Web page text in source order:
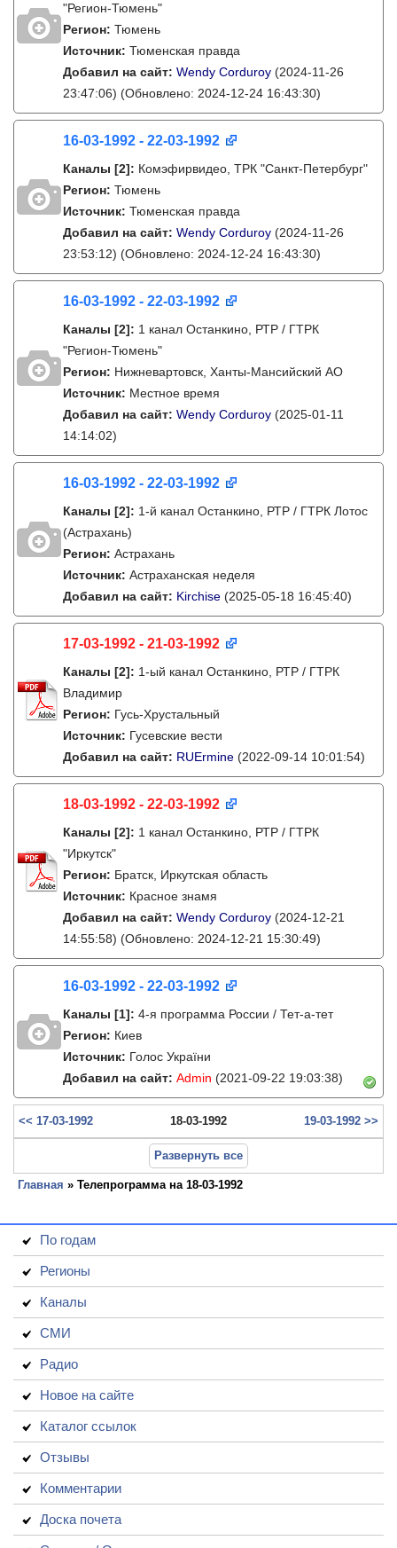
"Регион-Тюмень"
Регион: Тюмень
Источник: Тюменская правда
Добавил на сайт: Wendy Corduroy (2024-11-26
23:47:06) (Обновлено: 2024-12-24 16:43:30)
16-03-1992 - 22-03-1992
Каналы [2]: Комэфирвидео, ТРК "Санкт-Петербург"
Регион: Тюмень
Источник: Тюменская правда
Добавил на сайт: Wendy Corduroy (2024-11-26
23:53:12) (Обновлено: 2024-12-24 16:43:30)
16-03-1992 - 22-03-1992
Каналы [2]: 1 канал Останкино, РТР / ГТРК
"Регион-Тюмень"
Регион: Нижневартовск, Ханты-Мансийский АО
Источник: Местное время
Добавил на сайт: Wendy Corduroy (2025-01-11
14:14:02)
16-03-1992 - 22-03-1992
Каналы [2]: 1-й канал Останкино, РТР / ГТРК Лотос
(Астрахань)
Регион: Астрахань
Источник: Астраханская неделя
Добавил на сайт: Kirchise (2025-05-18 16:45:40)
17-03-1992 - 21-03-1992
Каналы [2]: 1-ый канал Останкино, РТР / ГТРК
Владимир
Регион: Гусь-Хрустальный
Источник: Гусевские вести
Добавил на сайт: RUErmine (2022-09-14 10:01:54)
18-03-1992 - 22-03-1992
Каналы [2]: 1 канал Останкино, РТР / ГТРК
"Иркутск"
Регион: Братск, Иркутская область
Источник: Красное знамя
Добавил на сайт: Wendy Corduroy (2024-12-21
14:55:58) (Обновлено: 2024-12-21 15:30:49)
16-03-1992 - 22-03-1992
Каналы [1]: 4-я программа России / Тет-а-тет
Регион: Киев
Источник: Голос України
Добавил на сайт: Admin (2021-09-22 19:03:38)
<< 17-03-1992 18-03-1992 19-03-1992 >>
Развернуть все
Главная » Телепрограмма на 18-03-1992
По годам
Регионы
Каналы
СМИ
Радио
Новое на сайте
Каталог ссылок
Отзывы
Комментарии
Доска почета